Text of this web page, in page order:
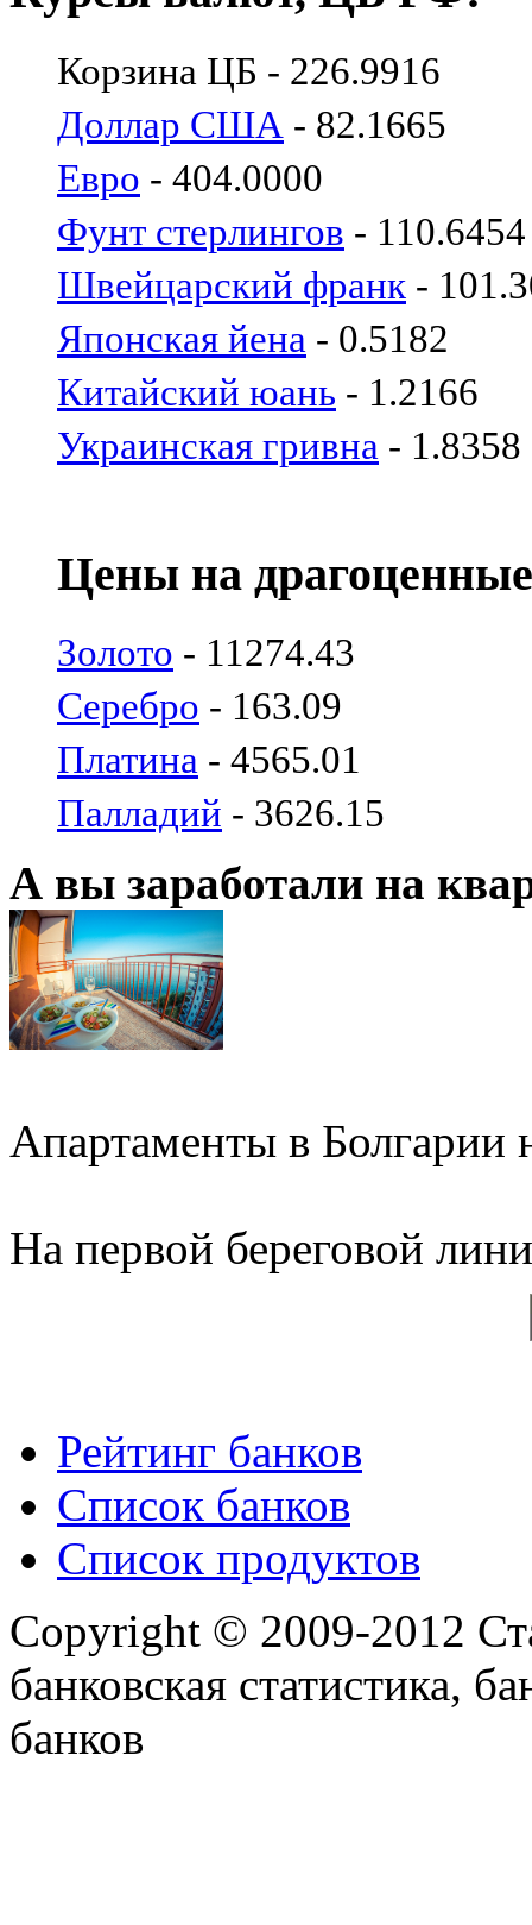
Корзина ЦБ - 226.9916
Доллар США - 82.1665
Евро - 404.0000
Фунт стерлингов - 110.6454
Швейцарский франк -
Японская йена - 0.5182
Китайский юань - 1.2166
Украинская гривна - 1.8358
Цены на
Золото - 11274.43
Серебро - 163.09
Платина - 4565.01
Палладий - 3626.15
А вы заработали на
Апартаменты в Болгарии
На первой береговой
Рейтинг банков
Список банков
Список продуктов
Copyright © 2009-2012
банковская статистика,
банков